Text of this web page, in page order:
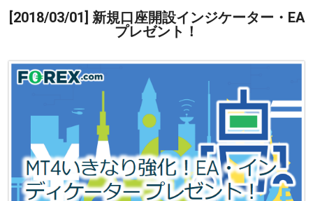
[2018/03/01] 新規口座開設インジケーター・EA
プレゼント！